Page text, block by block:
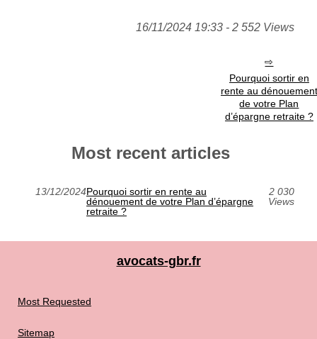
16/11/2024 19:33 - 2 552 Views
Pourquoi sortir en
rente au dénouement
de votre Plan
d’épargne retraite ?
Most recent articles
13/12/2024Pourquoi sortir en rente au
dénouement de votre Plan d’épargne
retraite ?
2 030
Views
avocats-gbr.fr
Most Requested
Sitemap